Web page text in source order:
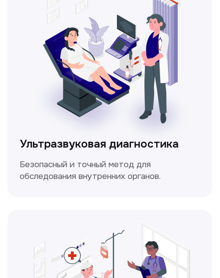
кровотока в сосудах.
Электрокардиография
Простой и безболезненный метод